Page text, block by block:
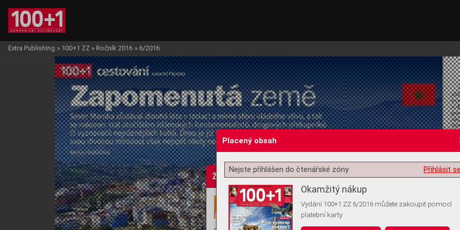
Žádost o souhlas s ukládáním volitelných informací
Extra Publishing » 100+1 ZZ » Ročník 2016 » 6/2016
Placený obsah
Přihlásit
Nejste přihlášen do čtenářské zóny
Okamžitý nákup
Vydání 100+1 ZZ 6/2016 můžete zakoupit pomocí
platební karty